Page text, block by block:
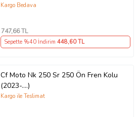
Kargo Bedava
747,66 TL
Sepette %40 İndirim 448,60 TL
Cf Moto Nk 250 Sr 250 Ön Fren Kolu
(2023-....)
Kargo ile Teslimat